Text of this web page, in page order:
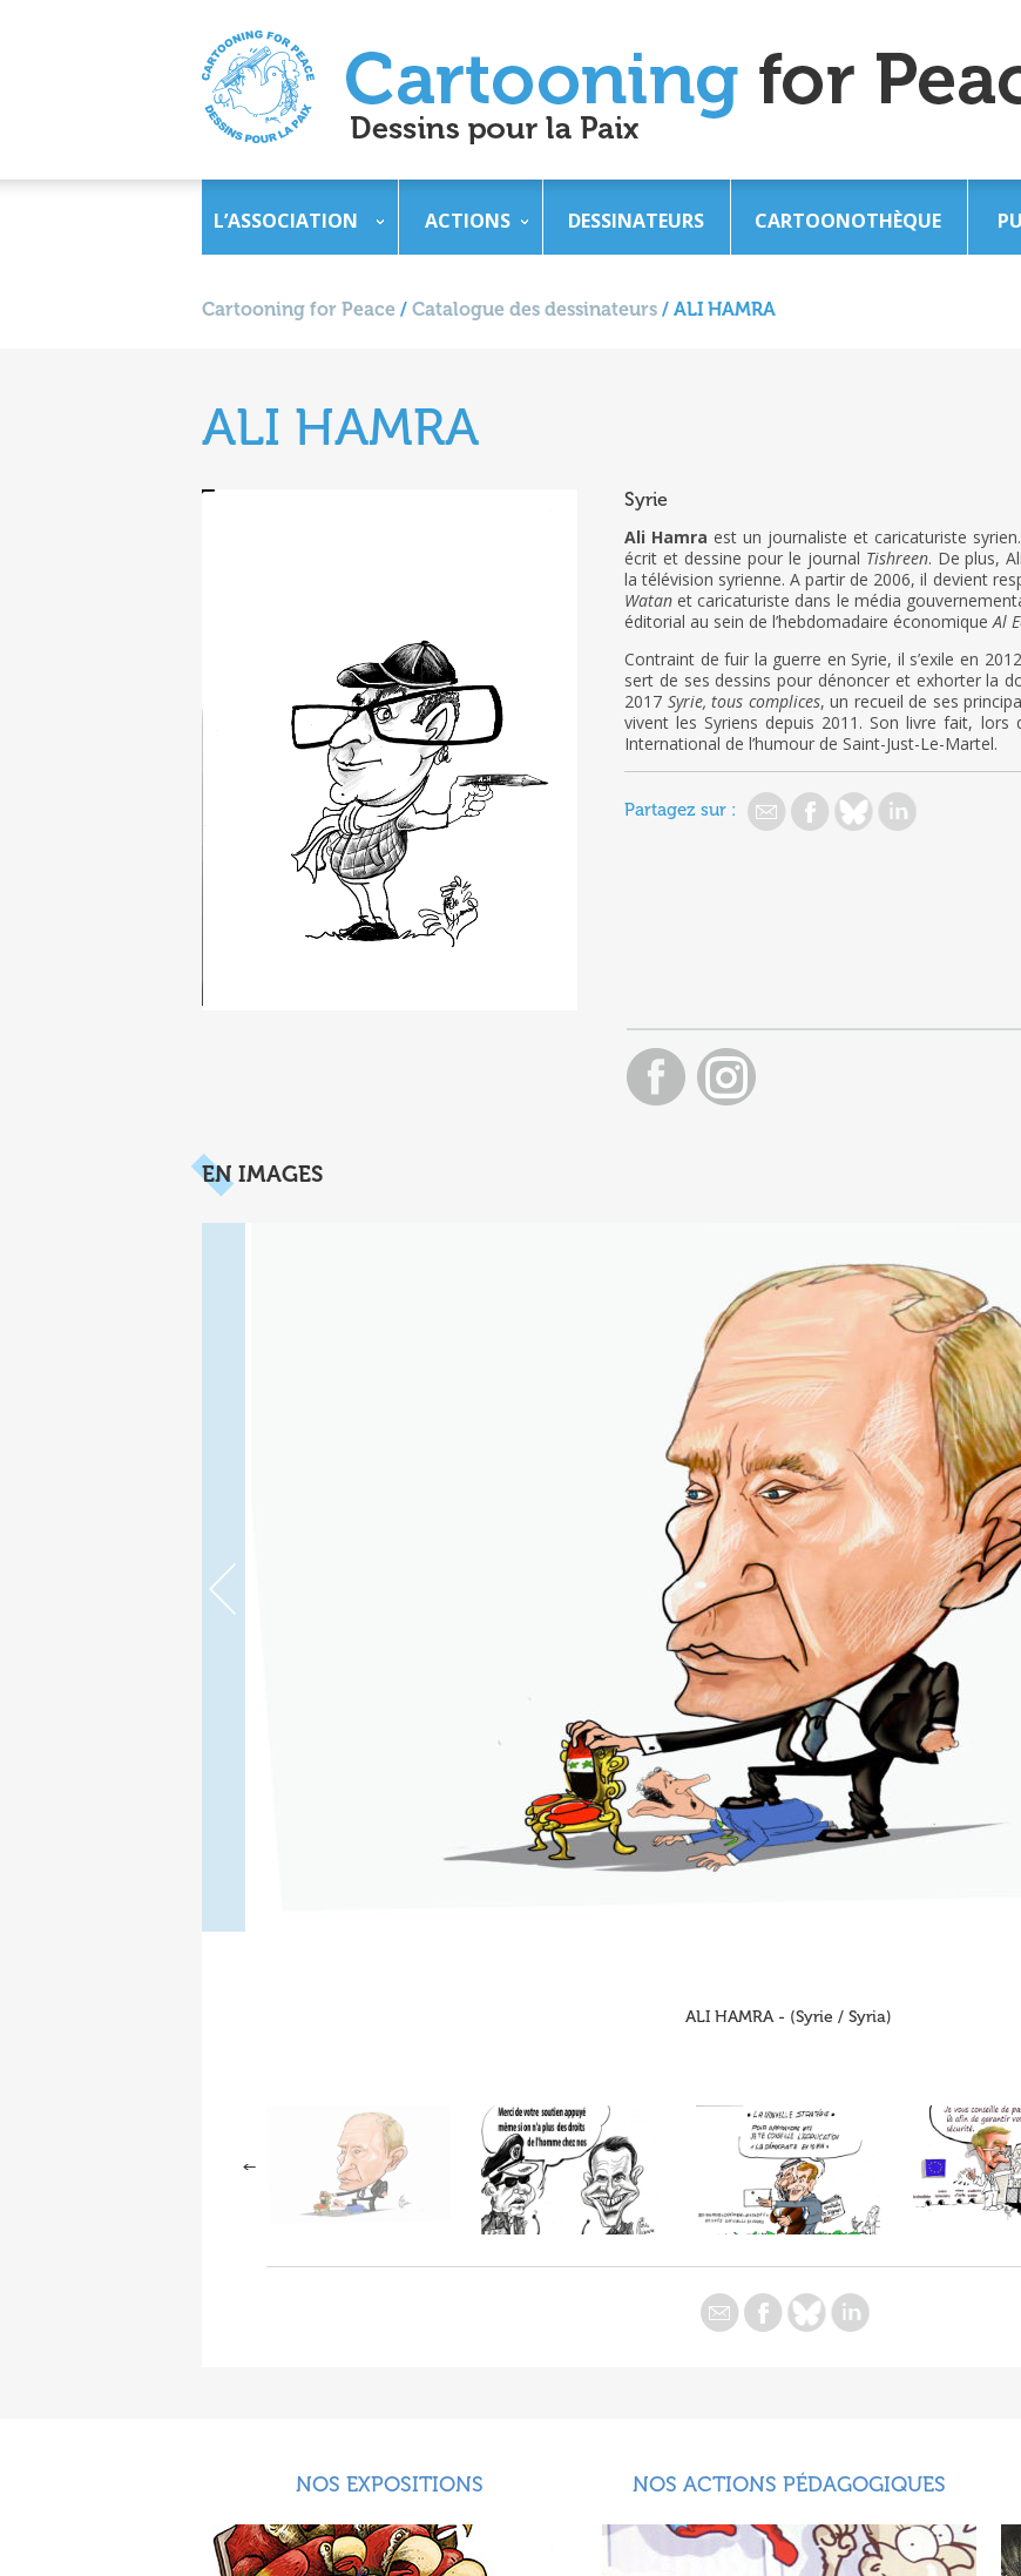
L’ASSOCIATION ACTIONS DESSINATEURS CARTOONOTHÈQUE
Cartooning for Peace / Catalogue des dessinateurs / ALI HAMRA
ALI HAMRA
Syrie
Ali Hamra est un journaliste et caricaturiste
écrit et dessine pour le journal Tishreen. De plus,
la télévision syrienne. A partir de 2006, il devient
Watan et caricaturiste dans le média
éditorial au sein de l’hebdomadaire économiqueAl
Contraint de fuir la guerre en Syrie, il s’exile en
sert de ses dessins pour dénoncer et exhorter la
2017 Syrie, tous complices, un recueil de ses
vivent les Syriens depuis 2011. Son livre fait, lors
International de l’humour de Saint-Just-Le-Martel.
Partagez sur :
EN IMAGES
ALI HAMRA - (Syrie / Syria)
NOS EXPOSITIONS NOS ACTIONS PÉDAGOGIQUES